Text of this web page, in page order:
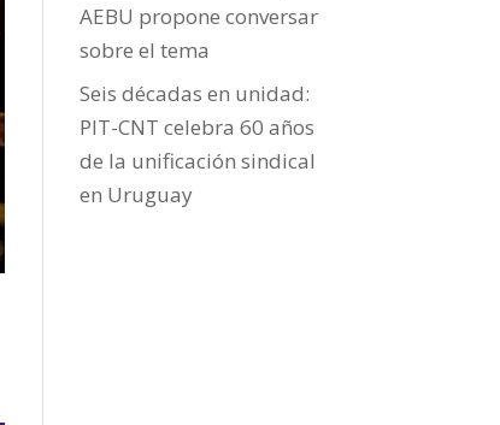
AEBU propone conversar
sobre el tema
Seis décadas en unidad:
PIT-CNT celebra 60 años
de la unificación sindical
en Uruguay